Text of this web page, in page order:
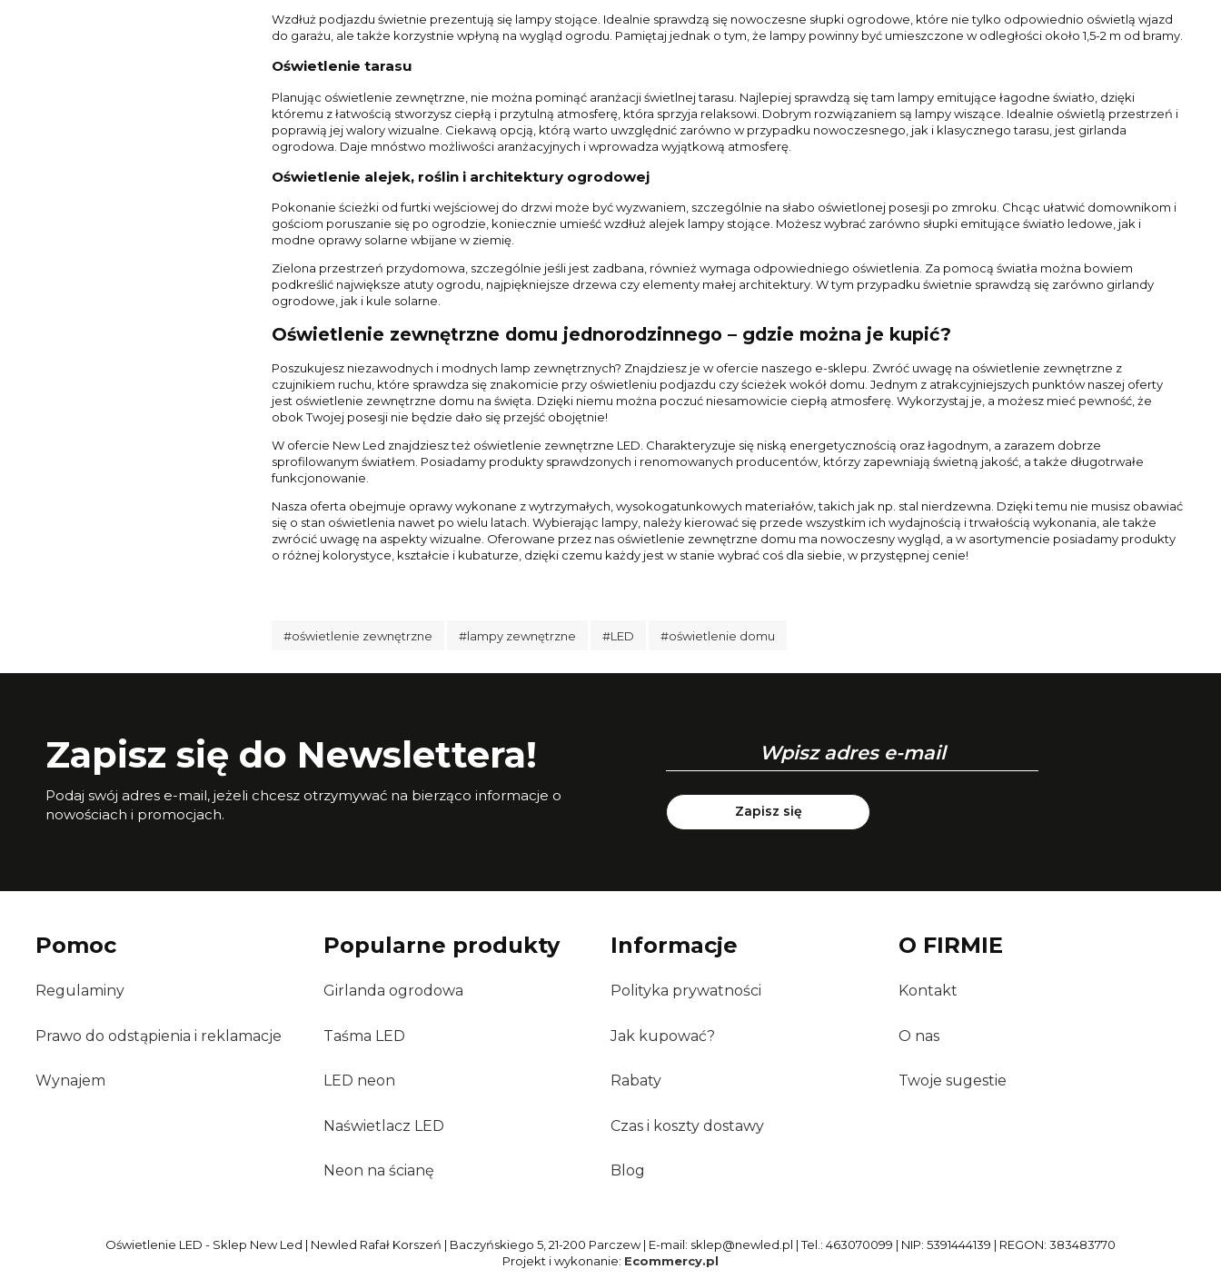
Wzdłuż podjazdu świetnie prezentują się lampy stojące. Idealnie sprawdzą się nowoczesne słupki ogrodowe, które nie tylko odpowiednio oświetlą wjazd
do garażu, ale także korzystnie wpłyną na wygląd ogrodu. Pamiętaj jednak o tym, że lampy powinny być umieszczone w odległości około 1,5-2 m od bramy.
Oświetlenie tarasu
Planując oświetlenie zewnętrzne, nie można pominąć aranżacji świetlnej tarasu. Najlepiej sprawdzą się tam lampy emitujące łagodne światło, dzięki
któremu z łatwością stworzysz ciepłą i przytulną atmosferę, która sprzyja relaksowi. Dobrym rozwiązaniem są lampy wiszące. Idealnie oświetlą przestrzeń i
poprawią jej walory wizualne. Ciekawą opcją, którą warto uwzględnić zarówno w przypadku nowoczesnego, jak i klasycznego tarasu, jest girlanda
ogrodowa. Daje mnóstwo możliwości aranżacyjnych i wprowadza wyjątkową atmosferę.
Oświetlenie alejek, roślin i architektury ogrodowej
Pokonanie ścieżki od furtki wejściowej do drzwi może być wyzwaniem, szczególnie na słabo oświetlonej posesji po zmroku. Chcąc ułatwić domownikom i
gościom poruszanie się po ogrodzie, koniecznie umieść wzdłuż alejek lampy stojące. Możesz wybrać zarówno słupki emitujące światło ledowe, jak i
modne oprawy solarne wbijane w ziemię.
Zielona przestrzeń przydomowa, szczególnie jeśli jest zadbana, również wymaga odpowiedniego oświetlenia. Za pomocą światła można bowiem
podkreślić największe atuty ogrodu, najpiękniejsze drzewa czy elementy małej architektury. W tym przypadku świetnie sprawdzą się zarówno girlandy
ogrodowe, jak i kule solarne.
Oświetlenie zewnętrzne domu jednorodzinnego – gdzie można je kupić?
Poszukujesz niezawodnych i modnych lamp zewnętrznych? Znajdziesz je w ofercie naszego e-sklepu. Zwróć uwagę na oświetlenie zewnętrzne z
czujnikiem ruchu, które sprawdza się znakomicie przy oświetleniu podjazdu czy ścieżek wokół domu. Jednym z atrakcyjniejszych punktów naszej oferty
jest oświetlenie zewnętrzne domu na święta. Dzięki niemu można poczuć niesamowicie ciepłą atmosferę. Wykorzystaj je, a możesz mieć pewność, że
obok Twojej posesji nie będzie dało się przejść obojętnie!
W ofercie New Led znajdziesz też oświetlenie zewnętrzne LED. Charakteryzuje się niską energetycznością oraz łagodnym, a zarazem dobrze
sprofilowanym światłem. Posiadamy produkty sprawdzonych i renomowanych producentów, którzy zapewniają świetną jakość, a także długotrwałe
funkcjonowanie.
Nasza oferta obejmuje oprawy wykonane z wytrzymałych, wysokogatunkowych materiałów, takich jak np. stal nierdzewna. Dzięki temu nie musisz obawiać
się o stan oświetlenia nawet po wielu latach. Wybierając lampy, należy kierować się przede wszystkim ich wydajnością i trwałością wykonania, ale także
zwrócić uwagę na aspekty wizualne. Oferowane przez nas oświetlenie zewnętrzne domu ma nowoczesny wygląd, a w asortymencie posiadamy produkty
o różnej kolorystyce, kształcie i kubaturze, dzięki czemu każdy jest w stanie wybrać coś dla siebie, w przystępnej cenie!
#oświetlenie zewnętrzne #lampy zewnętrzne #LED #oświetlenie domu
Zapisz się do Newslettera!
Podaj swój adres e-mail, jeżeli chcesz otrzymywać na bierząco informacje o
nowościach i promocjach.
Zapisz się
Pomoc
Regulaminy
Prawo do odstąpienia i reklamacje
Wynajem
Popularne produkty
Girlanda ogrodowa
Taśma LED
LED neon
Naświetlacz LED
Neon na ścianę
Informacje
Polityka prywatności
Jak kupować?
Rabaty
Czas i koszty dostawy
Blog
O FIRMIE
Kontakt
O nas
Twoje sugestie
Oświetlenie LED - Sklep New Led | Newled Rafał Korszeń | Baczyńskiego 5, 21-200 Parczew | E-mail: sklep@newled.pl | Tel.: 463070099 | NIP: 5391444139 | REGON: 383483770
Projekt i wykonanie: Ecommercy.pl